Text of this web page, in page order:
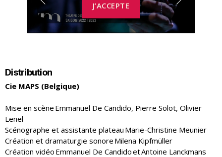
J’ACCEPTE
Distribution
Cie MAPS (Belgique)
Mise en scène Emmanuel De Candido, Pierre Solot, Olivier
Lenel
Scénographe et assistante plateau Marie-Christine Meunier
Création et dramaturgie sonore Milena Kipfmüller
Création vidéo Emmanuel De Candido et Antoine Lanckmans